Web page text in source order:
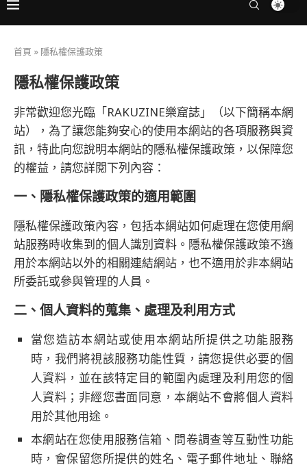
首頁 » 隱私權保護政策
隱私權保護政策
非常歡迎您光臨「RAKUZINE樂窟誌」（以下簡稱本網
站），為了讓您能夠安心的使用本網站的各項服務與資
訊，特此向您說明本網站的隱私權保護政策，以保障您
的權益，請您詳閱下列內容：
一、隱私權保護政策的適用範圍
隱私權保護政策內容，包括本網站如何處理在您使用網
站服務時收集到的個人識別資料。隱私權保護政策不適
用於本網站以外的相關連結網站，也不適用於非本網站
所委託或參與管理的人員。
二、個人資料的蒐集、處理及利用方式
當您造訪本網站或使用本網站所提供之功能服務
時，我們將視該服務功能性質，請您提供必要的個
人資料，並在該特定目的範圍內處理及利用您的個
人資料；非經您書面同意，本網站不會將個人資料
用於其他用途。
本網站在您使用服務信箱、問卷調查等互動性功能
時，會保留您所提供的姓名、電子郵件地址、聯絡